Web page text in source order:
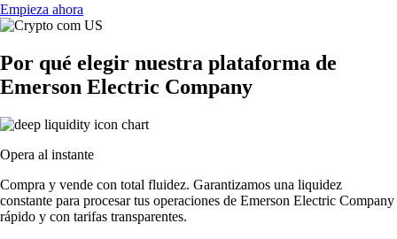
Empieza ahora
Por qué elegir nuestra plataforma de
Emerson Electric Company
Opera al instante
Compra y vende con total fluidez. Garantizamos una liquidez
constante para procesar tus operaciones de Emerson Electric Company
rápido y con tarifas transparentes.